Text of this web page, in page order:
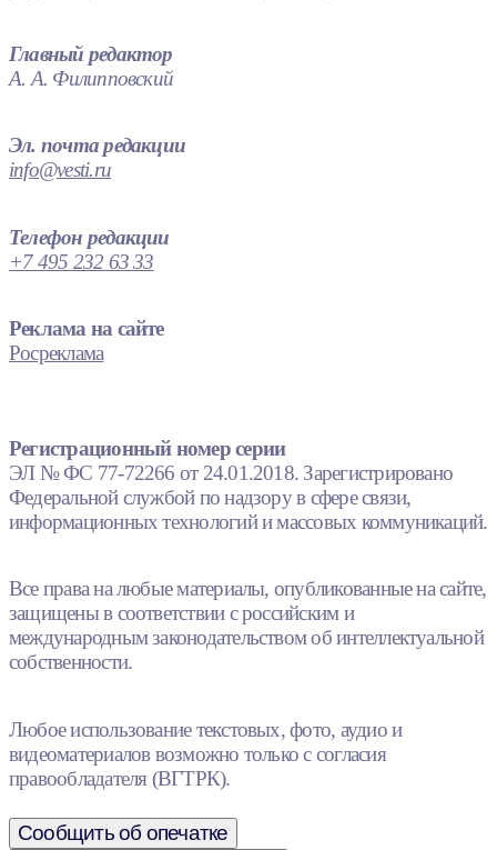
Главный редактор
А. А. Филипповский
Эл. почта редакции
info@vesti.ru
Телефон редакции
+7 495 232 63 33
Реклама на сайте
Росреклама
Регистрационный номер серии
ЭЛ № ФС 77-72266 от 24.01.2018. Зарегистрировано
Федеральной службой по надзору в сфере связи,
информационных технологий и массовых коммуникаций.
Все права на любые материалы, опубликованные на сайте,
защищены в соответствии с российским и
международным законодательством об интеллектуальной
собственности.
Любое использование текстовых, фото, аудио и
видеоматериалов возможно только с согласия
правообладателя (ВГТРК).
Сообщить об опечатке